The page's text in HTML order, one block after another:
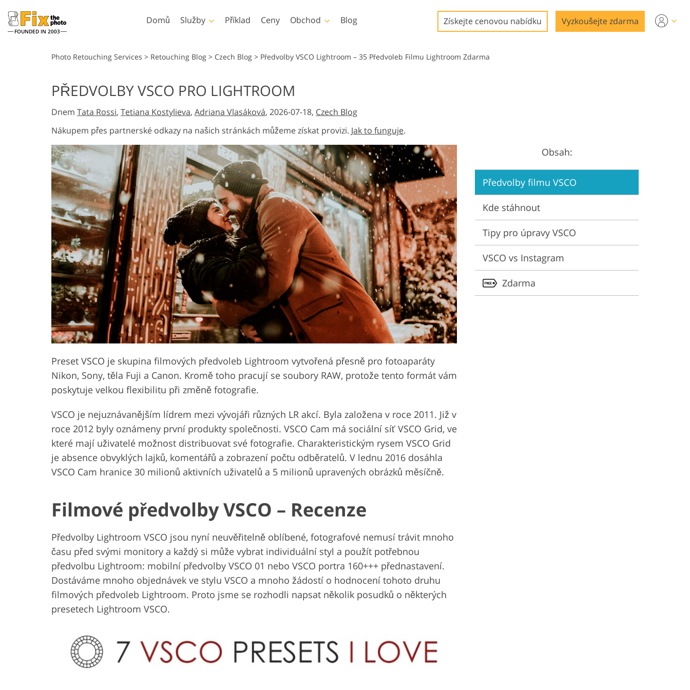
FOUNDED IN 2003
Domů Služby
Retušovací služby
Služby retušování dětské
Služby pro úpravu
svatebních fotografií
Modely oděvů generované
umělou inteligencí
Služby manipulace s
obrázky
Foto Obnovení Služby
Služby retušování produktů Služby retušování šperků Data pro výcvik AI Služby pro úpravu videa
Příklad Ceny Obchod
Lightroom
Předvolby Lightroom
Celé přednastavené
kolekce LR
nabídek
Mobilní kolekce
Photoshop
Akce Photoshopu
Štětce Photoshopu
Překryvy Photoshopu
Textury Photoshopu
Ps překrývá celé sbírky
Templates
Šablony
Marketingové šablony
Valentýnské karty
Pozvánky na svatbu
dětí
Video
Blog Získejte cenovou nabídku Vyzkoušejte zdarma
Photo Retouching Services > Retouching Blog > Czech Blog > Předvolby VSCO Lightroom – 35 Předvoleb Filmu Lightroom Zdarma
PŘEDVOLBY VSCO PRO LIGHTROOM
Dnem Tata Rossi, Tetiana Kostylieva, Adriana Vlasáková, 2026-07-18, Czech Blog
Nákupem přes partnerské odkazy na našich stránkách můžeme získat provizi. Jak to funguje.
Preset VSCO je skupina filmových předvoleb Lightroom vytvořená přesně pro fotoaparáty
Nikon, Sony, těla Fuji a Canon. Kromě toho pracují se soubory RAW, protože tento formát vám
poskytuje velkou flexibilitu při změně fotografie.
VSCO je nejuznávanějším lídrem mezi vývojáři různých LR akcí. Byla založena v roce 2011. Již v
roce 2012 byly oznámeny první produkty společnosti. VSCO Cam má sociální síť VSCO Grid, ve
které mají uživatelé možnost distribuovat své fotografie. Charakteristickým rysem VSCO Grid
je absence obvyklých lajků, komentářů a zobrazení počtu odběratelů. V lednu 2016 dosáhla
VSCO Cam hranice 30 milionů aktivních uživatelů a 5 milionů upravených obrázků měsíčně.
Filmové předvolby VSCO – Recenze
Předvolby Lightroom VSCO jsou nyní neuvěřitelně oblíbené, fotografové nemusí trávit mnoho
času před svými monitory a každý si může vybrat individuální styl a použít potřebnou
předvolbu Lightroom: mobilní předvolby VSCO 01 nebo VSCO portra 160+++ přednastavení.
Dostáváme mnoho objednávek ve stylu VSCO a mnoho žádostí o hodnocení tohoto druhu
filmových předvoleb Lightroom. Proto jsme se rozhodli napsat několik posudků o některých
presetech Lightroom VSCO.
Obsah:
Předvolby filmu VSCO
Kde stáhnout
Tipy pro úpravy VSCO
VSCO vs Instagram
Zdarma